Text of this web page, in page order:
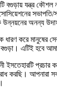
বগুড়ায় যন্ত্র কৌশল
সভাপতি/
অনন্য
করে মানুষের
এটিই হবে আমার
ইসতেহারটি
করছি। আপনারা